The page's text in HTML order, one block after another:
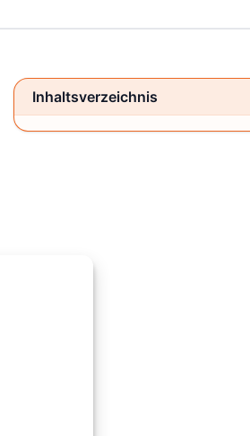
Inhaltsverzeichnis